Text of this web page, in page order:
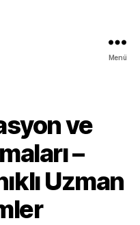
Menü
ve
–
Uzman